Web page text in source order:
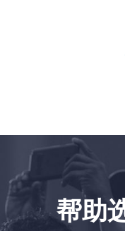
帮助